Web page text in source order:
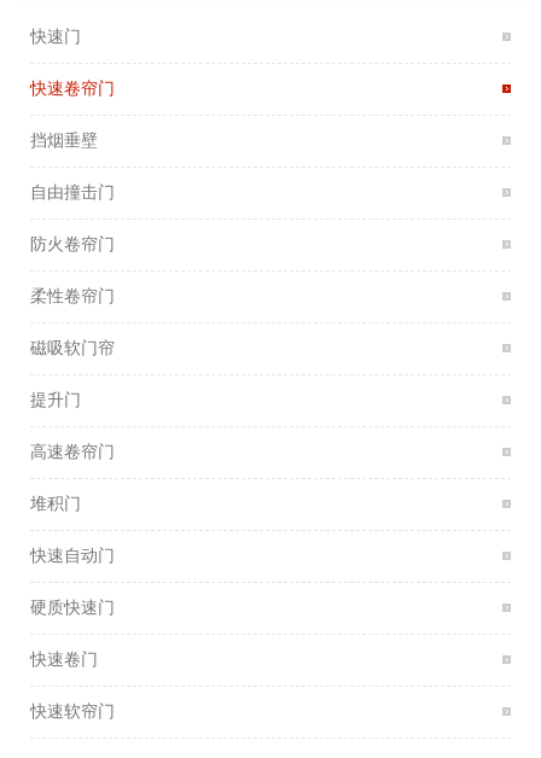
快速门
快速卷帘门
挡烟垂壁
自由撞击门
防火卷帘门
柔性卷帘门
磁吸软门帘
提升门
高速卷帘门
堆积门
快速自动门
硬质快速门
快速卷门
快速软帘门